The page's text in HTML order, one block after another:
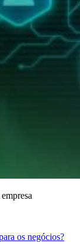
os negócios?